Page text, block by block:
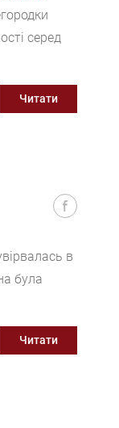
серед
Читати
в
була
Читати